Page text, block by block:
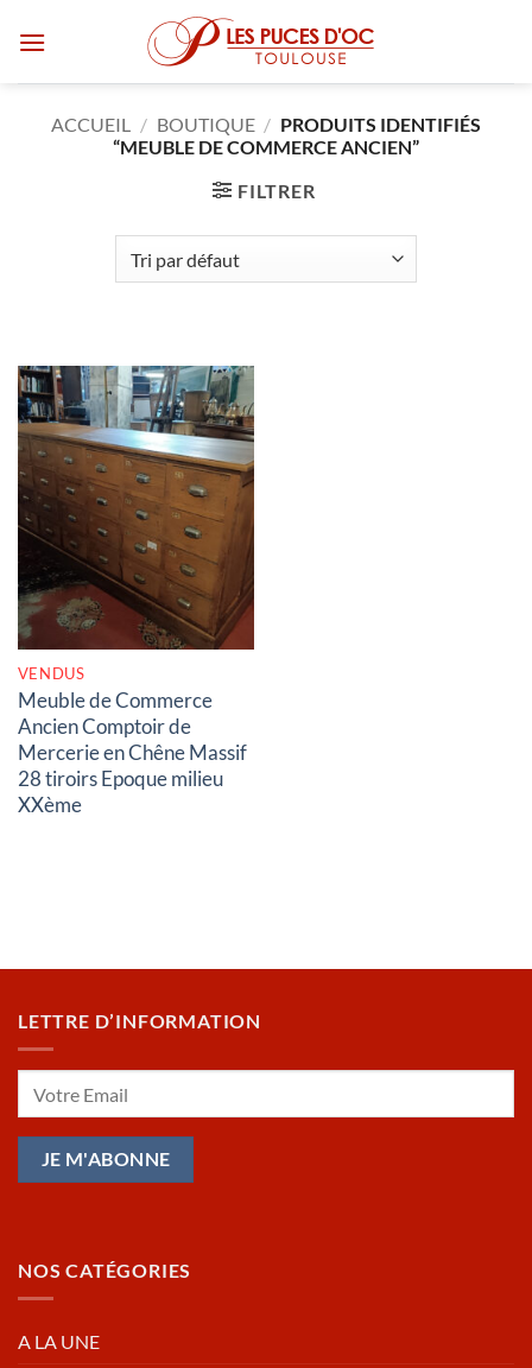
ACCUEIL / BOUTIQUE / PRODUITS IDENTIFIÉS
“MEUBLE DE COMMERCE ANCIEN”
FILTRER
RUPTURE DE STOCK
VENDUS
Meuble de Commerce
Ancien Comptoir de
Mercerie en Chêne Massif
28 tiroirs Epoque milieu
XXème
LETTRE D’INFORMATION
NOS CATÉGORIES
A LA UNE